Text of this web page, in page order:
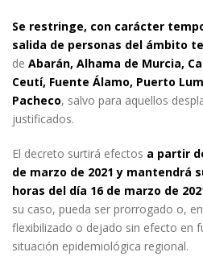
Se restringe, con carácter
salida de personas del ámbito
de Abarán, Alhama de Murcia,
Ceutí, Fuente Álamo, Puerto
Pacheco, salvo para aquellos
justificados.
El decreto surtirá efectos a partir
de marzo de 2021 y mantendrá
horas del día 16 de marzo de
su caso, pueda ser prorrogado o,
flexibilizado o dejado sin efecto en
situación epidemiológica regional.